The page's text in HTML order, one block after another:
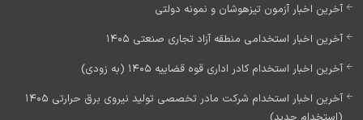
آخرین اخبار آزمون تیزهوشان و نمونه دولتی
آخرین اخبار استخدامی منطقه آزاد تجاری صنعتی 1405
آخرین اخبار استخدام کادر اداری قوه قضاییه 1405 (به زودی)
آخرین اخبار استخدام شرکت مادر تخصصی تولید نیروی برق حرارتی 1405